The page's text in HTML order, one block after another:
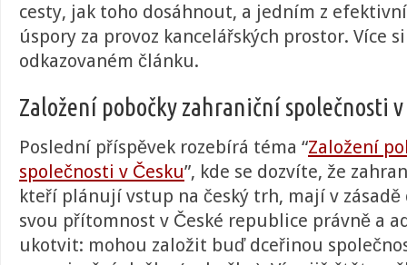
cesty, jak toho dosáhnout, a jedním z
úspory za provoz kancelářských prostor. Více
odkazovaném článku.
Založení pobočky zahraniční společnosti v
Poslední příspěvek rozebírá téma “Založení
společnosti v Česku”, kde se dozvíte, že
kteří plánují vstup na český trh, mají v zásadě
svou přítomnost v České republice právně a
ukotvit: mohou založit buď dceřinou